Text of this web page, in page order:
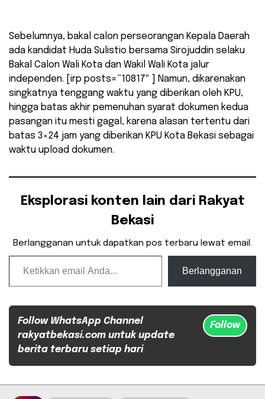
Sebelumnya, bakal calon perseorangan Kepala Daerah
ada kandidat Huda Sulistio bersama Sirojuddin selaku
Bakal Calon Wali Kota dan Wakil Wali Kota jalur
independen. [irp posts=”10817″ ] Namun, dikarenakan
singkatnya tenggang waktu yang diberikan oleh KPU,
hingga batas akhir pemenuhan syarat dokumen kedua
pasangan itu mesti gagal, karena alasan tertentu dari
batas 3×24 jam yang diberikan KPU Kota Bekasi sebagai
waktu upload dokumen.
Eksplorasi konten lain dari Rakyat
Bekasi
Berlangganan untuk dapatkan pos terbaru lewat email.
Ketikkan email Anda...
Berlangganan
Follow WhatsApp Channel
rakyatbekasi.com untuk update
berita terbaru setiap hari
Follow